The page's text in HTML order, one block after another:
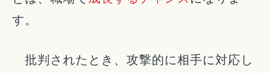
す。
批判されたとき、攻撃的に相手に対応し